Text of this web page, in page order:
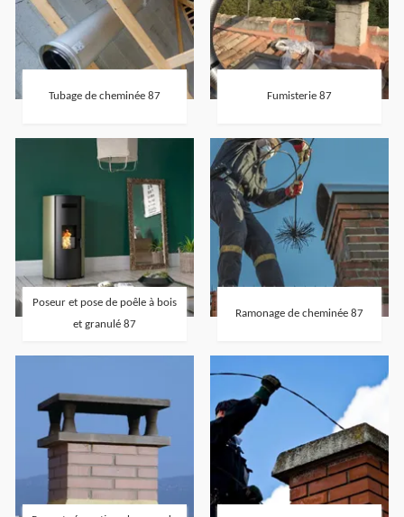
Tubage de cheminée 87 Fumisterie 87
Poseur et pose de poêle à bois
et granulé 87
Ramonage de cheminée 87